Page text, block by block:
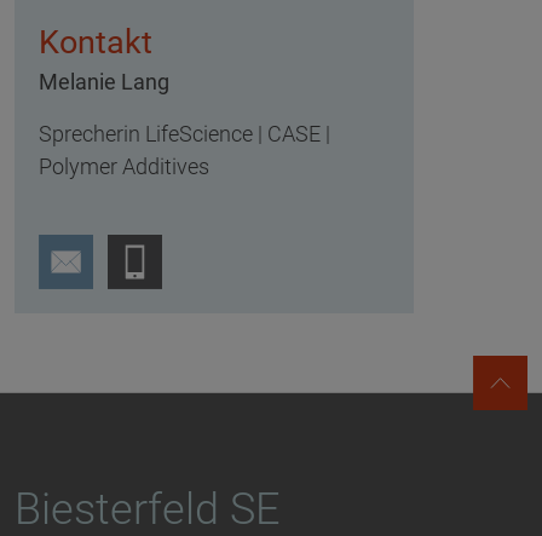
Kontakt
Melanie Lang
Sprecherin LifeScience | CASE |
Polymer Additives
Biesterfeld SE